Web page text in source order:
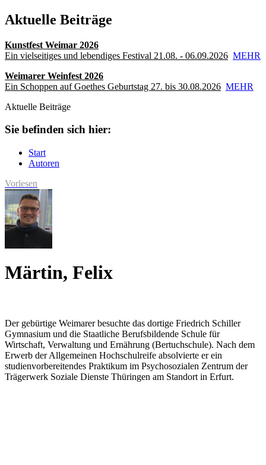
Aktuelle Beiträge
Kunstfest Weimar 2026
Ein vielseitiges und lebendiges Festival 21.08. - 06.09.2026 MEHR
Weimarer Weinfest 2026
Ein Schoppen auf Goethes Geburtstag 27. bis 30.08.2026 MEHR
Aktuelle Beiträge
Sie befinden sich hier:
Start
Autoren
Vorlesen
Märtin, Felix
Der gebürtige Weimarer besuchte das dortige Friedrich Schiller
Gymnasium und die Staatliche Berufsbildende Schule für
Wirtschaft, Verwaltung und Ernährung (Bertuchschule). Nach dem
Erwerb der Allgemeinen Hochschulreife absolvierte er ein
studienvorbereitendes Praktikum im Psychosozialen Zentrum der
Trägerwerk Soziale Dienste Thüringen am Standort in Erfurt.